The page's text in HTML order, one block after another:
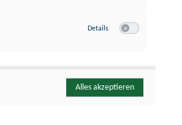
Details zu YouTube
Alles akzeptieren